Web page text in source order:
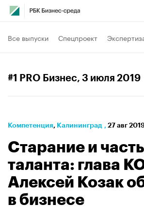
Все выпуски Спецпроект
#1 PRO Бизнес, 3 июля 2019
Компетенция⁠, Калининград , 27 авг
Cтарание и часть
таланта: глава
Алексей Козак
в бизнесе